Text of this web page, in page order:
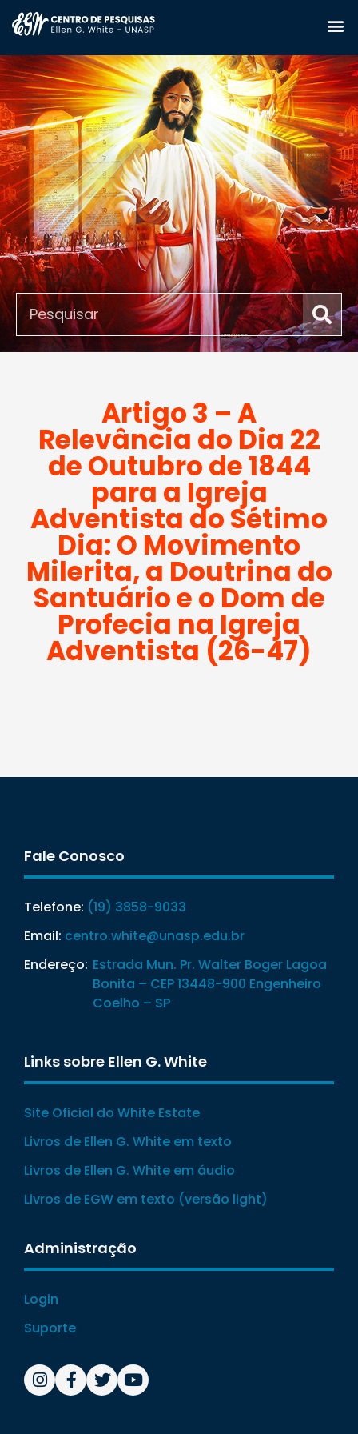
Artigo 3 – A
Relevância do Dia 22
de Outubro de 1844
para a Igreja
Adventista do Sétimo
Dia: O Movimento
Milerita, a Doutrina do
Santuário e o Dom de
Profecia na Igreja
Adventista (26-47)
Fale Conosco
Telefone: (19) 3858-9033
Email: centro.white@unasp.edu.br
Endereço: Estrada Mun. Pr. Walter Boger Lagoa
Bonita – CEP 13448-900 Engenheiro
Coelho – SP
Links sobre Ellen G. White
Site Oficial do White Estate
Livros de Ellen G. White em texto
Livros de Ellen G. White em áudio
Livros de EGW em texto (versão light)
Administração
Login
Suporte